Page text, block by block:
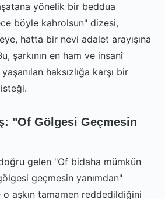
yönelik bir beddua
böyle kahrolsun" dizesi,
hatta bir nevi adalet arayışına
şarkının en ham ve insanî
haksızlığa karşı bir
"Of Gölgesi Geçmesin
doğru gelen "Of bidaha mümkün
geçmesin yanımdan"
aşkın tamamen reddedildiğini